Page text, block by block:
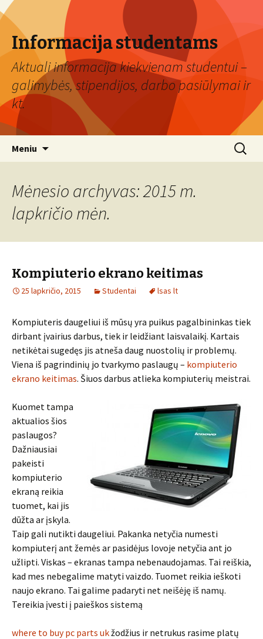
Informacija studentams
Aktuali informacija kiekvienam studentui –
galimybės, stipendijos, darbo pasiūlymai ir
kt.
Meniu Ieškoti:
Mėnesio archyvas: 2015 m.
lapkričio mėn.
Kompiuterio ekrano keitimas
25 lapkričio, 2015 Studentai lsas lt
Kompiuteris daugeliui iš mūsų yra puikus pagalbininkas tiek
dirbant įvairius darbus, tiek ir leidžiant laisvalaikį. Kartais
netikėtai sugedęs jis atneša daug nuostolių ir problemų.
Viena iš pagrindinių jo tvarkymo paslaugų – kompiuterio
ekrano keitimas. Šiuos darbus atlieka kompiuterių meistrai.
Kuomet tampa
aktualios šios
paslaugos?
Dažniausiai
pakeisti
kompiuterio
ekraną reikia
tuomet, kai jis
dūžta ar įskyla.
Taip gali nutikti daugeliui. Pakanka netyčia numesti
kompiuterį ant žemės ar pasidėjus lovoje netyčia ant jo
užlipti. Viskas – ekranas tampa nebenaudojamas. Tai reiškia,
kad mes nebegalime matyti vaizdo. Tuomet reikia ieškoti
naujo ekrano. Tai galime padaryti net neišėję iš namų.
Tereikia įvesti į paieškos sistemą
where to buy pc parts ukžodžius ir netrukus rasime platų